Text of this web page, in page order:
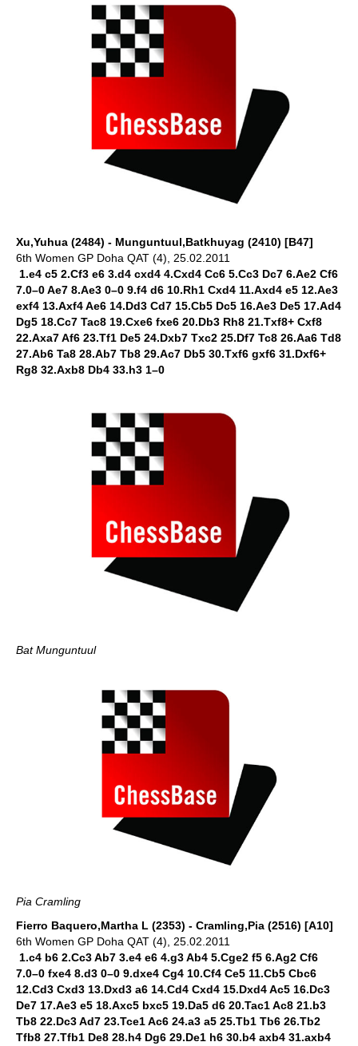
Xu,Yuhua (2484) - Munguntuul,Batkhuyag (2410) [B47]
6th Women GP Doha QAT (4), 25.02.2011
1.e4 c5 2.Cf3 e6 3.d4 cxd4 4.Cxd4 Cc6 5.Cc3 Dc7 6.Ae2 Cf6
7.0–0 Ae7 8.Ae3 0–0 9.f4 d6 10.Rh1 Cxd4 11.Axd4 e5 12.Ae3
exf4 13.Axf4 Ae6 14.Dd3 Cd7 15.Cb5 Dc5 16.Ae3 De5 17.Ad4
Dg5 18.Cc7 Tac8 19.Cxe6 fxe6 20.Db3 Rh8 21.Txf8+ Cxf8
22.Axa7 Af6 23.Tf1 De5 24.Dxb7 Txc2 25.Df7 Tc8 26.Aa6 Td8
27.Ab6 Ta8 28.Ab7 Tb8 29.Ac7 Db5 30.Txf6 gxf6 31.Dxf6+
Rg8 32.Axb8 Db4 33.h3 1–0
Bat Munguntuul
Pia Cramling
Fierro Baquero,Martha L (2353) - Cramling,Pia (2516) [A10]
6th Women GP Doha QAT (4), 25.02.2011
1.c4 b6 2.Cc3 Ab7 3.e4 e6 4.g3 Ab4 5.Cge2 f5 6.Ag2 Cf6
7.0–0 fxe4 8.d3 0–0 9.dxe4 Cg4 10.Cf4 Ce5 11.Cb5 Cbc6
12.Cd3 Cxd3 13.Dxd3 a6 14.Cd4 Cxd4 15.Dxd4 Ac5 16.Dc3
De7 17.Ae3 e5 18.Axc5 bxc5 19.Da5 d6 20.Tac1 Ac8 21.b3
Tb8 22.Dc3 Ad7 23.Tce1 Ac6 24.a3 a5 25.Tb1 Tb6 26.Tb2
Tfb8 27.Tfb1 De8 28.h4 Dg6 29.De1 h6 30.b4 axb4 31.axb4